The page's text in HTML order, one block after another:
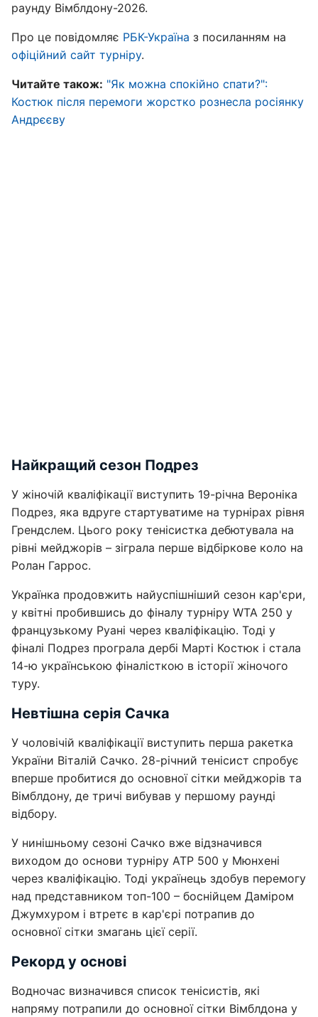
раунду Вімблдону-2026.
Про це повідомляє РБК-Україна з посиланням на
офіційний сайт турніру.
Читайте також: "Як можна спокійно спати?":
Костюк після перемоги жорстко рознесла росіянку
Андрєєву
Найкращий сезон Подрез
У жіночій кваліфікації виступить 19-річна Вероніка
Подрез, яка вдруге стартуватиме на турнірах рівня
Грендслем. Цього року тенісистка дебютувала на
рівні мейджорів – зіграла перше відбіркове коло на
Ролан Гаррос.
Українка продовжить найуспішніший сезон кар'єри,
у квітні пробившись до фіналу турніру WTA 250 у
французькому Руані через кваліфікацію. Тоді у
фіналі Подрез програла дербі Марті Костюк і стала
14-ю українською фіналісткою в історії жіночого
туру.
Невтішна серія Сачка
У чоловічій кваліфікації виступить перша ракетка
України Віталій Сачко. 28-річний тенісист спробує
вперше пробитися до основної сітки мейджорів та
Вімблдону, де тричі вибував у першому раунді
відбору.
У нинішньому сезоні Сачко вже відзначився
виходом до основи турніру ATP 500 у Мюнхені
через кваліфікацію. Тоді українець здобув перемогу
над представником топ-100 – боснійцем Даміром
Джумхуром і втретє в кар'єрі потрапив до
основної сітки змагань цієї серії.
Рекорд у основі
Водночас визначився список тенісистів, які
напряму потрапили до основної сітки Вімблдона у